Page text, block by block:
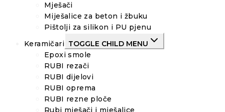
Mješači
Miješalice za beton i žbuku
Pištolji za silikon i PU pjenu
Keramičari TOGGLE CHILD MENU
Epoxi smole
RUBI rezači
RUBI dijelovi
RUBI oprema
RUBI rezne ploče
Rubi mješači i mješalice